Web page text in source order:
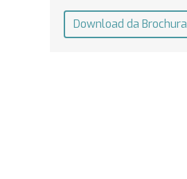
Download da Brochura